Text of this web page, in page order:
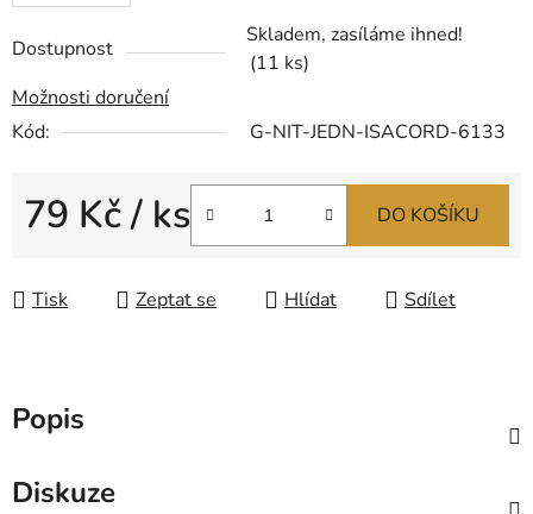
Dostupnost
Skladem, zasíláme ihned!
(11 ks)
Možnosti doručení
Kód:
G-NIT-JEDN-ISACORD-6133
79 Kč/ ks DO KOŠÍKU
Tisk Zeptat se Hlídat Sdílet
Popis
Diskuze